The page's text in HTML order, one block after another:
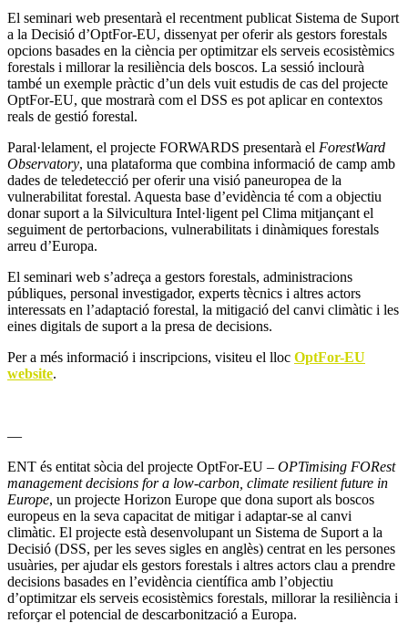
El seminari web presentarà el recentment publicat Sistema de Suport
a la Decisió d’OptFor-EU, dissenyat per oferir als gestors forestals
opcions basades en la ciència per optimitzar els serveis ecosistèmics
forestals i millorar la resiliència dels boscos. La sessió inclourà
també un exemple pràctic d’un dels vuit estudis de cas del projecte
OptFor-EU, que mostrarà com el DSS es pot aplicar en contextos
reals de gestió forestal.
Paral·lelament, el projecte FORWARDS presentarà el ForestWard
Observatory, una plataforma que combina informació de camp amb
dades de teledetecció per oferir una visió paneuropea de la
vulnerabilitat forestal. Aquesta base d’evidència té com a objectiu
donar suport a la Silvicultura Intel·ligent pel Clima mitjançant el
seguiment de pertorbacions, vulnerabilitats i dinàmiques forestals
arreu d’Europa.
El seminari web s’adreça a gestors forestals, administracions
públiques, personal investigador, experts tècnics i altres actors
interessats en l’adaptació forestal, la mitigació del canvi climàtic i les
eines digitals de suport a la presa de decisions.
Per a més informació i inscripcions, visiteu el lloc OptFor-EU
website.
—
ENT és entitat sòcia del projecte OptFor-EU – OPTimising FORest
management decisions for a low-carbon, climate resilient future in
Europe, un projecte Horizon Europe que dona suport als boscos
europeus en la seva capacitat de mitigar i adaptar-se al canvi
climàtic. El projecte està desenvolupant un Sistema de Suport a la
Decisió (DSS, per les seves sigles en anglès) centrat en les persones
usuàries, per ajudar els gestors forestals i altres actors clau a prendre
decisions basades en l’evidència científica amb l’objectiu
d’optimitzar els serveis ecosistèmics forestals, millorar la resiliència i
reforçar el potencial de descarbonització a Europa.